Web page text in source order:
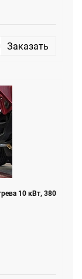
Заказать
10 кВт, 380